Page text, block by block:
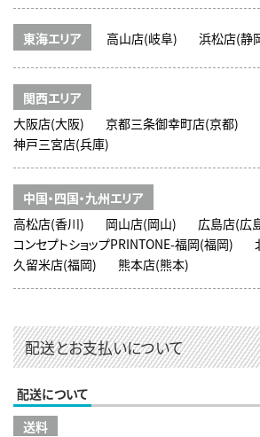
東海エリア 高山店(岐阜) 浜松店(静
関西エリア
大阪店(大阪)
京都三条御幸町店(京都)
神戸三宮店(兵庫)
中国・四国・九州エリア
高松店(香川)
岡山店(岡山)
広島店(広
コンセプトショップPRINTONE-福岡(福岡)
久留米店(福岡)
熊本店(熊本)
配送とお支払いについて
配送について
送料